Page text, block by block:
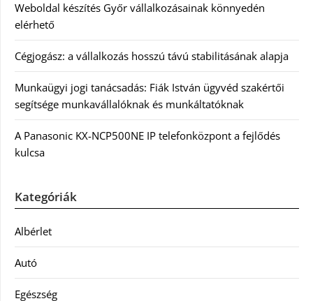
Weboldal készítés Győr vállalkozásainak könnyedén
elérhető
Cégjogász: a vállalkozás hosszú távú stabilitásának alapja
Munkaügyi jogi tanácsadás: Fiák István ügyvéd szakértői
segítsége munkavállalóknak és munkáltatóknak
A Panasonic KX-NCP500NE IP telefonközpont a fejlődés
kulcsa
Kategóriák
Albérlet
Autó
Egészség